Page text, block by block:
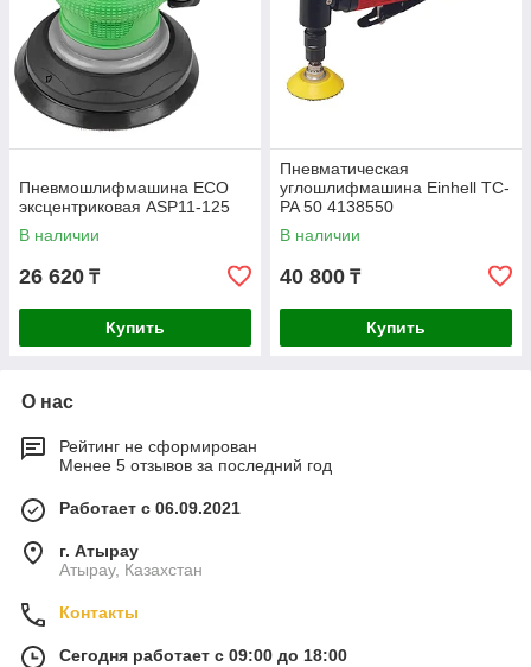
Пневмошлифмашина ECO
эксцентриковая ASP11-125
В наличии
26 620 ₸
Купить
Пневматическая
углошлифмашина Einhell TC-
PA 50 4138550
В наличии
40 800 ₸
Купить
О нас
Рейтинг не сформирован
Менее 5 отзывов за последний год
Работает с 06.09.2021
г. Атырау
Атырау, Казахстан
Контакты
Сегодня работает с 09:00 до 18:00